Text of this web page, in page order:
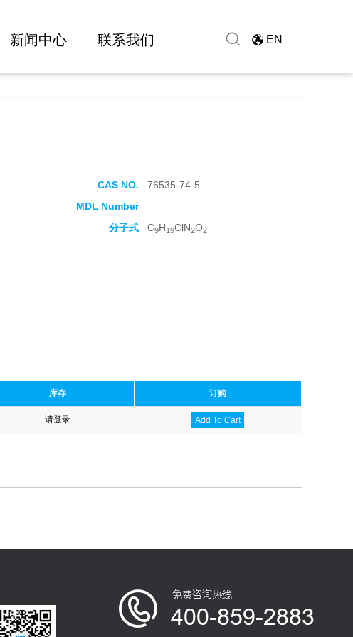
新闻中心 联系我们 EN
CAS NO.
76535-74-5
MDL Number
分子式 C9H19ClN2O2
库存 订购
请登录 Add To Cart